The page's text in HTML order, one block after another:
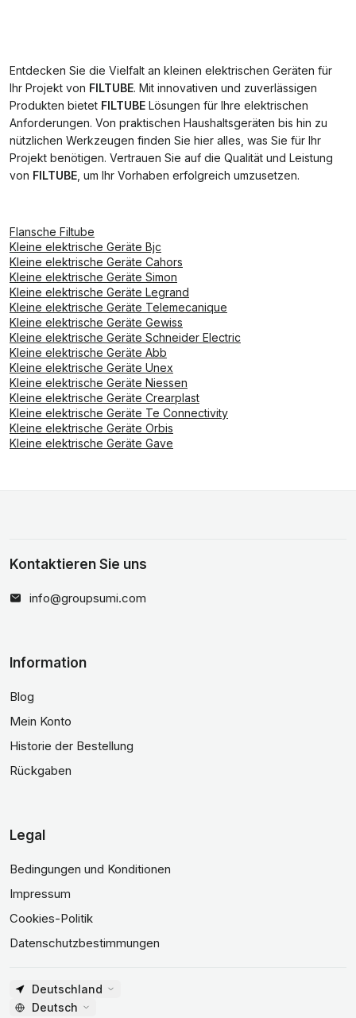
Entdecken Sie die Vielfalt an kleinen elektrischen Geräten für
Ihr Projekt von FILTUBE. Mit innovativen und zuverlässigen
Produkten bietet FILTUBE Lösungen für Ihre elektrischen
Anforderungen. Von praktischen Haushaltsgeräten bis hin zu
nützlichen Werkzeugen finden Sie hier alles, was Sie für Ihr
Projekt benötigen. Vertrauen Sie auf die Qualität und Leistung
von FILTUBE , um Ihr Vorhaben erfolgreich umzusetzen.
Flansche Filtube
Kleine elektrische Geräte Bjc
Kleine elektrische Geräte Cahors
Kleine elektrische Geräte Simon
Kleine elektrische Geräte Legrand
Kleine elektrische Geräte Telemecanique
Kleine elektrische Geräte Gewiss
Kleine elektrische Geräte Schneider Electric
Kleine elektrische Geräte Abb
Kleine elektrische Geräte Unex
Kleine elektrische Geräte Niessen
Kleine elektrische Geräte Crearplast
Kleine elektrische Geräte Te Connectivity
Kleine elektrische Geräte Orbis
Kleine elektrische Geräte Gave
Kontaktieren Sie uns
info@groupsumi.com
Information
Blog
Mein Konto
Historie der Bestellung
Rückgaben
Legal
Bedingungen und Konditionen
Impressum
Cookies-Politik
Datenschutzbestimmungen
Deutschland
Deutsch